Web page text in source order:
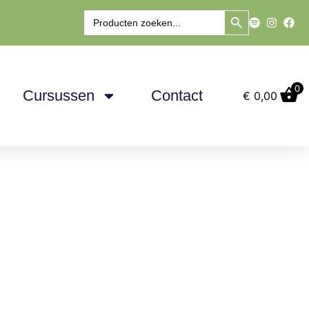
Cursussen Contact € 0,00
0
Zoek
naar:
Zoekknop